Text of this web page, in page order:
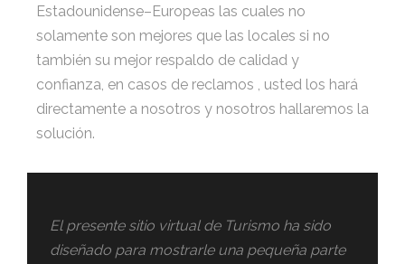
Estadounidense–Europeas las cuales no
solamente son mejores que las locales si no
también su mejor respaldo de calidad y
confianza, en casos de reclamos , usted los hará
directamente a nosotros y nosotros hallaremos la
solución.
El presente sitio virtual de Turismo ha sido
diseñado para mostrarle una pequeña parte